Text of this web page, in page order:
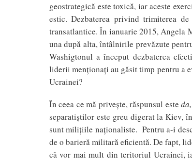
geostrategică este toxică, iar aceste
estic. Dezbaterea privind trimiterea
transatlantice. În ianuarie 2015, Angela
una după alta, întâlnirile prevăzute
Washigtonul a început dezbaterea
liderii menţionaţi au găsit timp pentru a
Ucrainei?
În ceea ce mă priveşte, răspunsul esteda,
separatiştilor este greu digerat la Kiev,
sunt miliţiile naţionaliste. Pentru a-i
de o barieră militară eficientă. De fapt,
că vor mai mult din teritoriul Ucrainei,